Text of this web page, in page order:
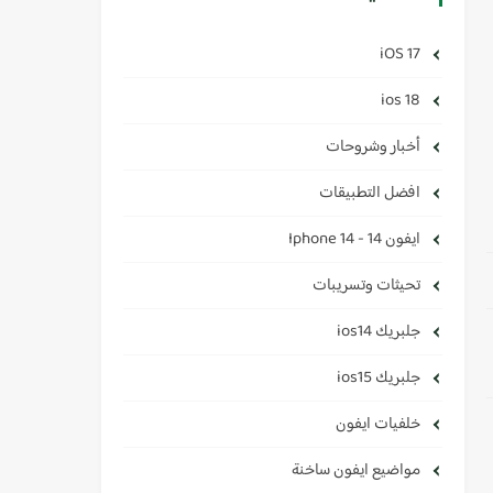
iOS 17
أخبار وشروحات
افضل التطبيقات
ايفون 14 - Iphone 14
تحيثات وتسريبات
جلبريك ios14
جلبريك ios15
خلفيات ايفون
مواضيع ايفون ساخنة